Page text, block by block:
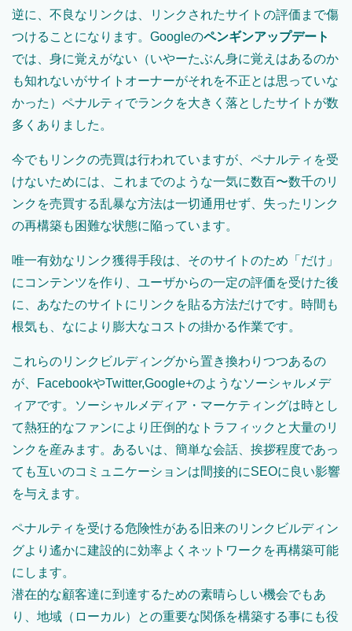
逆に、不良なリンクは、リンクされたサイトの評価まで傷
つけることになります。Googleのペンギンアップデート
では、身に覚えがない（いやーたぶん身に覚えはあるのか
も知れないがサイトオーナーがそれを不正とは思っていな
かった）ペナルティでランクを大きく落としたサイトが数
多くありました。
今でもリンクの売買は行われていますが、ペナルティを受
けないためには、これまでのような一気に数百〜数千のリ
ンクを売買する乱暴な方法は一切通用せず、失ったリンク
の再構築も困難な状態に陥っています。
唯一有効なリンク獲得手段は、そのサイトのため「だけ」
にコンテンツを作り、ユーザからの一定の評価を受けた後
に、あなたのサイトにリンクを貼る方法だけです。時間も
根気も、なにより膨大なコストの掛かる作業です。
これらのリンクビルディングから置き換わりつつあるの
が、FacebookやTwitter,Google+のようなソーシャルメデ
ィアです。ソーシャルメディア・マーケティングは時とし
て熱狂的なファンにより圧倒的なトラフィックと大量のリ
ンクを産みます。あるいは、簡単な会話、挨拶程度であっ
ても互いのコミュニケーションは間接的にSEOに良い影響
を与えます。
ペナルティを受ける危険性がある旧来のリンクビルディン
グより遙かに建設的に効率よくネットワークを再構築可能
にします。
潜在的な顧客達に到達するための素晴らしい機会でもあ
り、地域（ローカル）との重要な関係を構築する事にも役